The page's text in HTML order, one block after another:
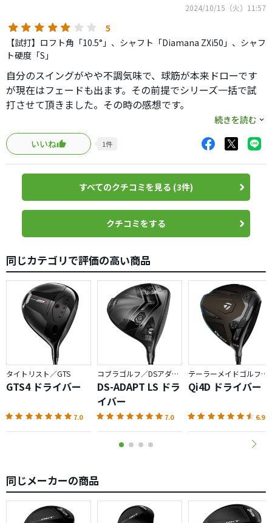
時で2600と少し多めですね。LSは2000回転前後だったの
で、上手く性能分けが出来ています。
打ち出し角も少し高めで14度付近といい高さ。
捕まり感も程々。コアモデルドライバーとしては、易しす
ぎず難しすぎない、アベレージゴルファーに丁度良い設定
だと思います。
打感も良いですね。芯を喰えばグシャッと潰れる感じで、
フェースの圧力がボールに乗ってる感じを受けます。
計測器で計ると、どうしても低スピンのショットが飛ぶ
（ランが伸びる）ので、LSの方が飛びましたね。キャリー
自体は大差なかったので、ご自身のHS、スピン量、優先事
項をしっかり決めてから検討されればと思います。
総評
外ブラの国産対抗馬としては、スリクソンが唯一だと思っ
ど、今回はウッド類もなかなか良い出来です。
重厚感のあるインパクト、安定した飛距離と寛容性、モデ
ル選択肢の広さと、高い水準で装備しているクラブなの
で、これからドライバーを買う気がある方は、候補に入れ
て良いと思います。
参考になれば。
2024/10/15（火）11:57
5
【試打】ロフト角「10.5°」、シャフト「Diamana ZXi50」、シャフ
ト硬度「S」
自分のスイングがやや不調気味で、球筋が本来ドローです
が現在はフェードも出ます。その前提でシリーズ一括で試
打させて頂きました。その時の感想です。
至って普通の印象です
【やさしさ】
割と擦ったような当たりでストレートフェード。綺麗めに
当たってドローでした
MAXより少し掴まらない印象ですが、左が怖くない事はな
いです
値引き等確認してませんので割愛します
シリーズ全体を通して、硬くはないですが柔らかいと言う
程は感じません。MAXに比べてやや弾き感がありました
【方向性】
右も左も出ました。ただ曲がり幅は抑えられでいる印象で
【構えやすさ】
意外に割とオープン目。球の掴まりを考慮したら、少し違
和感を感じました
【その他】
純正ディアマナは少し先が走って掴まえて上げる方向に動
く印象です。
やや構えにくさを感じたのと、ヘッドシェイプと掴まり感
の相違、直進性は高いが良くも悪くもニュートラルな球筋
続きを読む
いいね
1件
すべてのクチコミを見る (3件)
クチコミをする
同じカテゴリで評価の高い商品
タイトリスト／GTS
GTS4 ドライバー
7.0
コブラゴルフ／DSアダプト
DS-ADAPT LS ドラ
イバー
7.0
テーラーメイドゴルフ／Qi4D
Qi4D ドライバー
6.9
同じメーカーの商品